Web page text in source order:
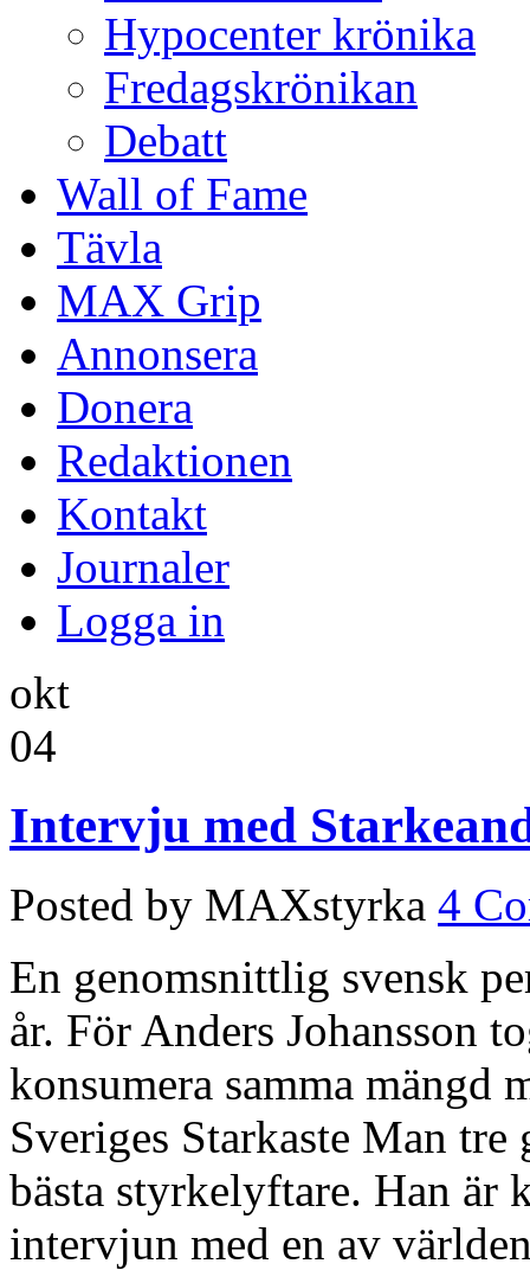
Hypocenter krönika
Fredagskrönikan
Debatt
Wall of Fame
Tävla
MAX Grip
Annonsera
Donera
Redaktionen
Kontakt
Journaler
Logga in
okt
04
Intervju med
Posted by MAXstyrka 4
En genomsnittlig svensk
år. För Anders Johansson
konsumera samma
Sveriges Starkaste Man
bästa styrkelyftare. Han är
intervjun med en av